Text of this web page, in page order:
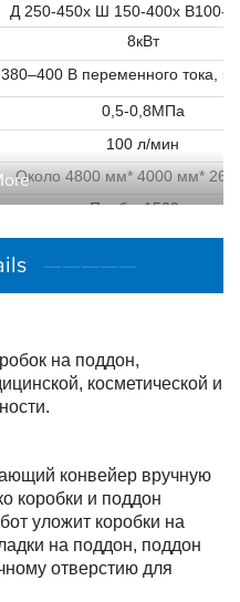
Д 250-450х Ш 150-400х В100-
8кВт
380–400 В переменного тока,
0,5-0,8МПа
100 л/мин
Около 4800 мм* 4000 мм*
Прибл. 1500 кг
—————
на поддон,
косметической и
конвейер вручную
коробки и поддон
уложит коробки на
на поддон, поддон
отверстию для